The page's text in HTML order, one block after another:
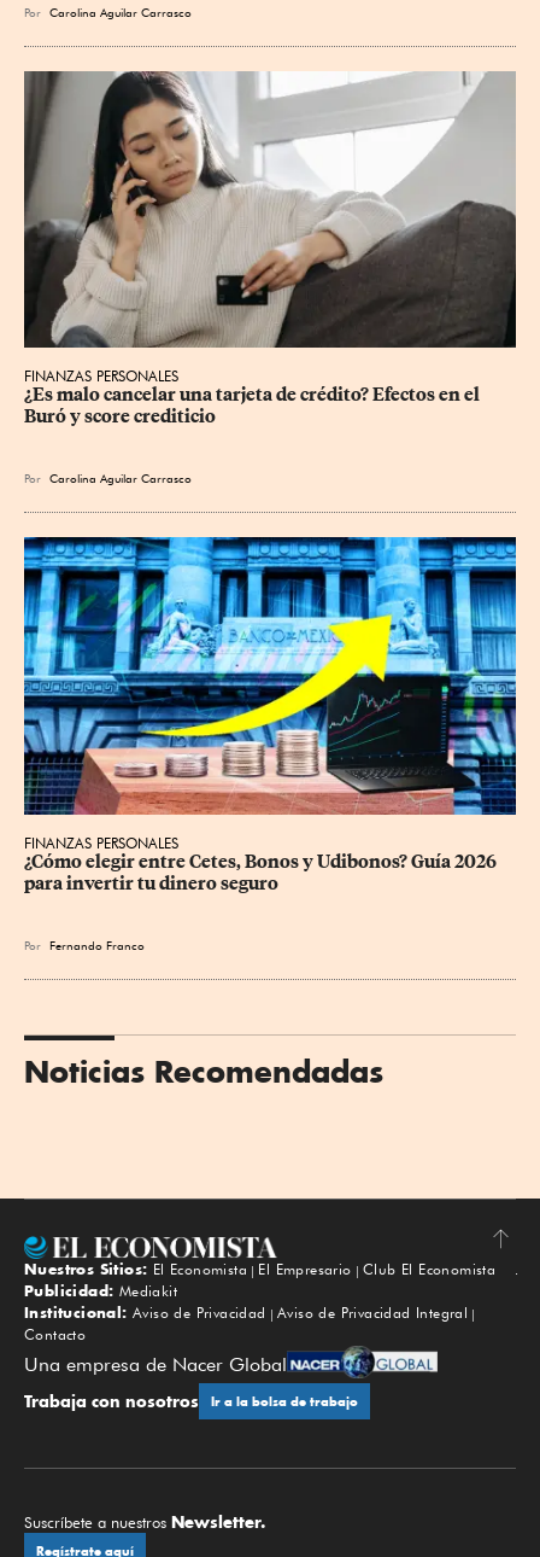
Por Carolina Aguilar Carrasco
FINANZAS PERSONALES
¿Es malo cancelar una tarjeta de crédito? Efectos en el
Buró y score crediticio
Por Carolina Aguilar Carrasco
FINANZAS PERSONALES
¿Cómo elegir entre Cetes, Bonos y Udibonos? Guía 2026
para invertir tu dinero seguro
Por Fernando Franco
Noticias Recomendadas
Subir
Nuestros Sitios: El Economista El Empresario
Club El Economista
Publicidad: Mediakit
Institucional: Aviso de Privacidad
Aviso de Privacidad Integral
Contacto
Una empresa de Nacer Global
Trabaja con nosotros Ir a la bolsa de trabajo
Suscríbete a nuestros Newsletter.
Regístrate aquí